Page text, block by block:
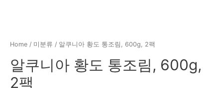
Home / 미분류 / 알쿠니아 황도 통조림, 600g, 2팩
알쿠니아 황도 통조림, 600g,
2팩